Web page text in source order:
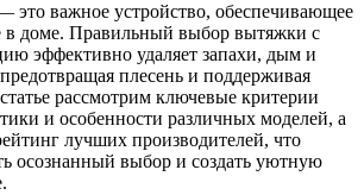
это важное устройство, обеспечивающее
в доме. Правильный выбор вытяжки с
эффективно удаляет запахи, дым и
плесень и поддерживая
рассмотрим ключевые критерии
и особенности различных моделей, а
лучших производителей, что
осознанный выбор и создать уютную